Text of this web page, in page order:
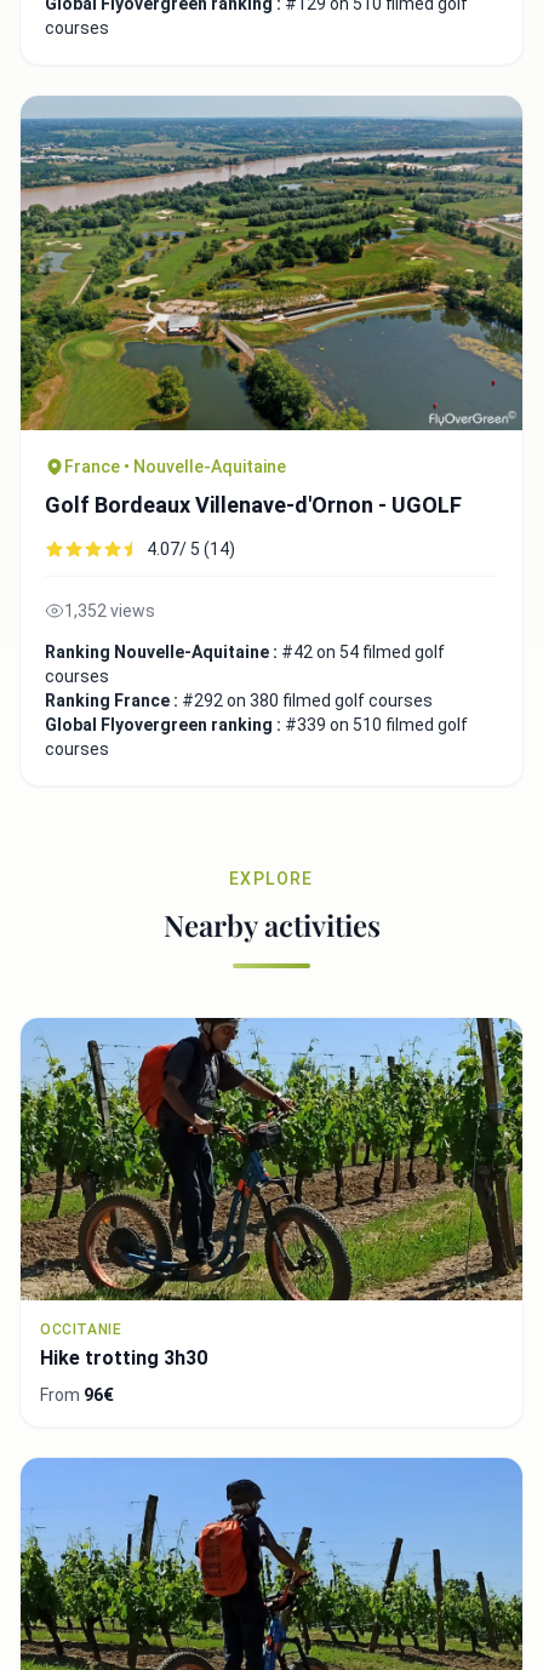
Global Flyovergreen ranking : #129 on 510 filmed golf
courses
France • Nouvelle-Aquitaine
Golf Bordeaux Villenave-d'Ornon - UGOLF
4.07/ 5 (14)
1,352 views
Ranking Nouvelle-Aquitaine : #42 on 54 filmed golf
courses
Ranking France : #292 on 380 filmed golf courses
Global Flyovergreen ranking : #339 on 510 filmed golf
courses
EXPLORE
Nearby activities
OCCITANIE
Hike trotting 3h30
From 96€